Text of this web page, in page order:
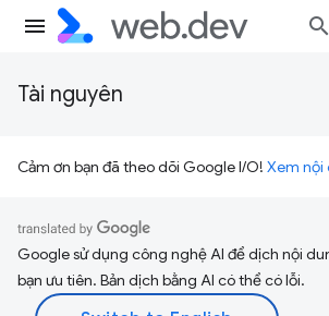
Tài nguyên
Cảm ơn bạn đã theo dõi Google I/O! Xem nội
Google sử dụng công nghệ AI để dịch nội
bạn ưu tiên. Bản dịch bằng AI có thể có lỗi.